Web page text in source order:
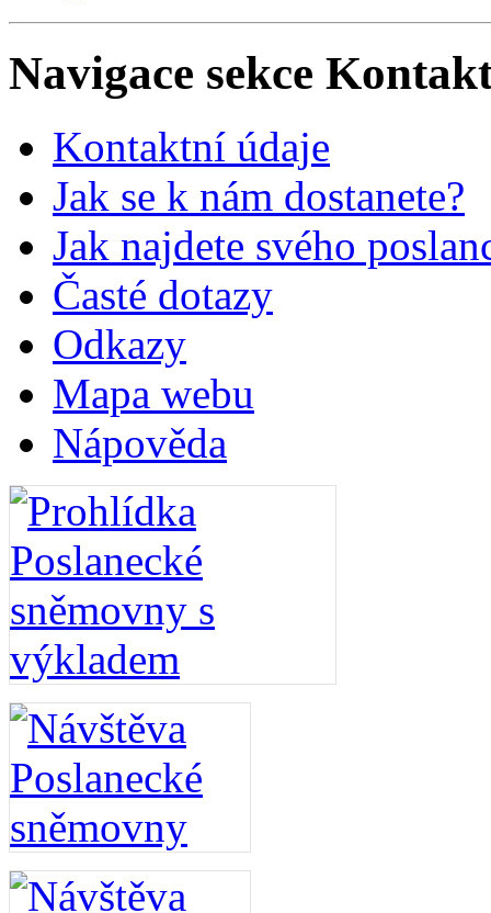
Navigace sekce
Kontaktní údaje
Jak se k nám dostanete?
Jak najdete svého
Časté dotazy
Odkazy
Mapa webu
Nápověda